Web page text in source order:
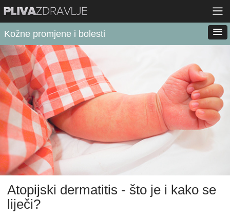
Kožne promjene i bolesti
Atopijski dermatitis - što je i kako se
liječi?